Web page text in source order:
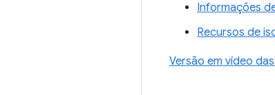
Informações
Recursos de
Versão em vídeo